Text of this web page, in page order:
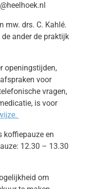
mw. drs. C. Kahlé.
ander de praktijk
openingstijden,
voor
vragen,
is voor
koffiepauze en
12.30 – 13.30
om